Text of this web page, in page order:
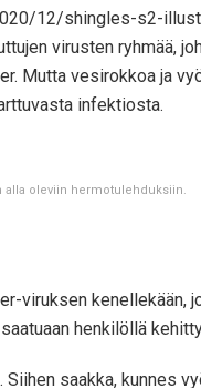
virusten ryhmää,
Mutta vesirokkoa ja
infektiosta.
alla oleviin hermotulehduksiin.
viruksen
henkilöllä
saakka, kunnes